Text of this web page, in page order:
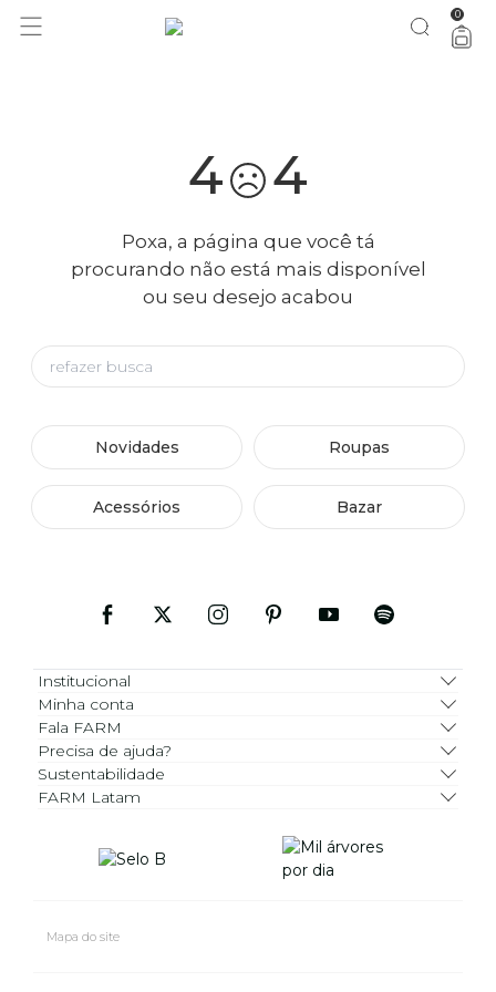
você merece 30% OFF pra comemorar com a gente aproveita! 0
4 4
Poxa, a página que você tá
procurando não está mais disponível
ou seu desejo acabou
Novidades Roupas
Acessórios Bazar
Institucional
Minha conta
Fala FARM
Precisa de ajuda?
Sustentabilidade
FARM Latam
Mapa do site